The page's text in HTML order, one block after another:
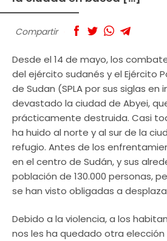
Compartir
Desde el 14 de mayo, los
del ejército sudanés y el Ejército
de Sudan (SPLA por sus siglas en
devastado la ciudad de Abyei,
prácticamente destruida. Casi
ha huido al norte y al sur de la
refugio. Antes de los
en el centro de Sudán, y sus
población de 130.000 personas,
se han visto obligadas a
Debido a la violencia, a los
nos les ha quedado otra